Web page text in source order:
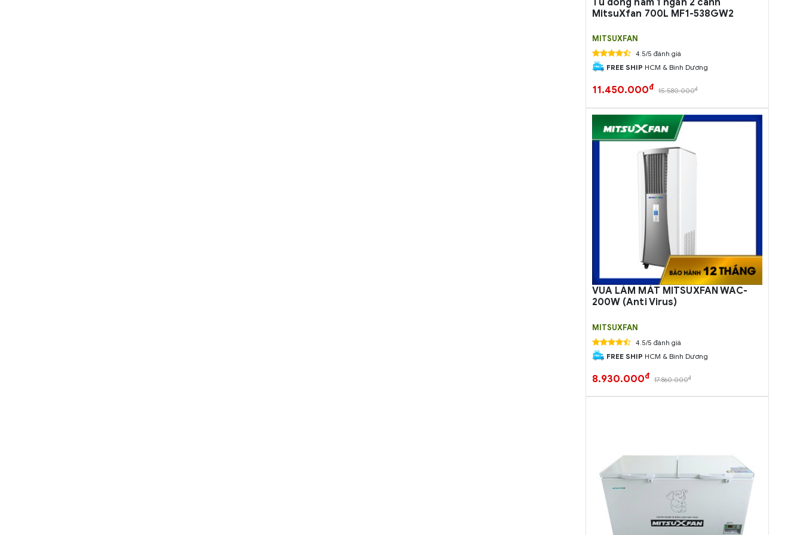
MitsuXfan 700L MF1-538GW2
MITSUXFAN
4.5/5 đánh giá
FREE SHIP HCM & Bình Dương
11.450.000đ 15.580.000đ
VUA LÀM MÁT MITSUXFAN WAC-
200W (Anti Virus)
MITSUXFAN
4.5/5 đánh giá
FREE SHIP HCM & Bình Dương
8.930.000đ 17.860.000đ